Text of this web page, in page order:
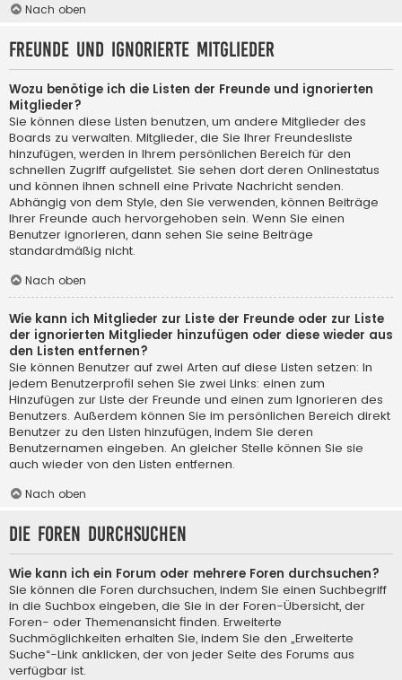
Nach oben
Freunde und ignorierte Mitglieder
Wozu benötige ich die Listen der Freunde und ignorierten
Mitglieder?
Sie können diese Listen benutzen, um andere Mitglieder des
Boards zu verwalten. Mitglieder, die Sie Ihrer Freundesliste
hinzufügen, werden in Ihrem persönlichen Bereich für den
schnellen Zugriff aufgelistet. Sie sehen dort deren Onlinestatus
und können ihnen schnell eine Private Nachricht senden.
Abhängig von dem Style, den Sie verwenden, können Beiträge
Ihrer Freunde auch hervorgehoben sein. Wenn Sie einen
Benutzer ignorieren, dann sehen Sie seine Beiträge
standardmäßig nicht.
Nach oben
Wie kann ich Mitglieder zur Liste der Freunde oder zur Liste
der ignorierten Mitglieder hinzufügen oder diese wieder aus
den Listen entfernen?
Sie können Benutzer auf zwei Arten auf diese Listen setzen: In
jedem Benutzerprofil sehen Sie zwei Links: einen zum
Hinzufügen zur Liste der Freunde und einen zum Ignorieren des
Benutzers. Außerdem können Sie im persönlichen Bereich direkt
Benutzer zu den Listen hinzufügen, indem Sie deren
Benutzernamen eingeben. An gleicher Stelle können Sie sie
auch wieder von den Listen entfernen.
Nach oben
Die Foren durchsuchen
Wie kann ich ein Forum oder mehrere Foren durchsuchen?
Sie können die Foren durchsuchen, indem Sie einen Suchbegriff
in die Suchbox eingeben, die Sie in der Foren-Übersicht, der
Foren- oder Themenansicht finden. Erweiterte
Suchmöglichkeiten erhalten Sie, indem Sie den „Erweiterte
Suche“-Link anklicken, der von jeder Seite des Forums aus
verfügbar ist.